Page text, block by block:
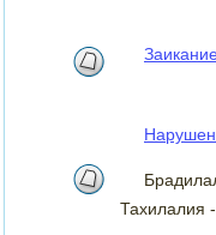
Тахилалия